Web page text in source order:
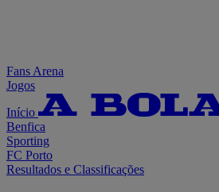
Fans Arena
Jogos
Início
Benfica
Sporting
FC Porto
Resultados e Classificações